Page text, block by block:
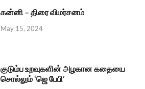
கன்னி – திரை விமர்சனம்
May 15, 2024
குடும்ப உறவுகளின் அழகான கதையை
சொல்லும் ‘ஜெ பேபி’